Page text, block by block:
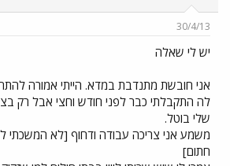
ש
א
30/4/13
יש לי שאלה
אני חובשת מתנדבת במדא. הייתי אמורה
לה התקבלתי כבר לפני חודש וחצי אבל רק
שלי בוטל.
משמע אני צריכה עבודה ודחוף [לא המשכתי
חתום]